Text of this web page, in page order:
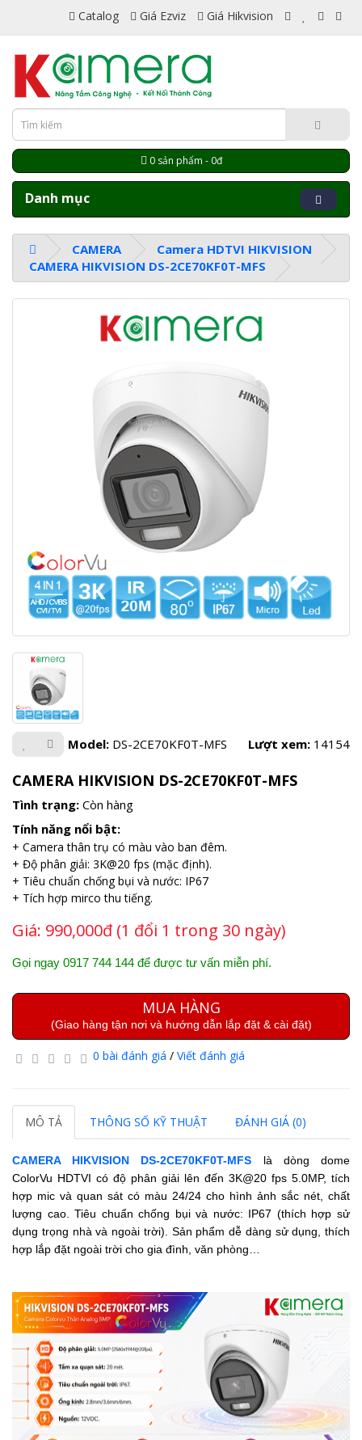
Catalog Giá Ezviz Giá Hikvision
0 sản phẩm - 0đ
Danh mục
CAMERA
Camera HDTVI HIKVISION
CAMERA HIKVISION DS-2CE70KF0T-MFS
Model: DS-2CE70KF0T-MFS Lượt xem: 14154
CAMERA HIKVISION DS-2CE70KF0T-MFS
Tình trạng: Còn hàng
Tính năng nổi bật:
+ Camera thân trụ có màu vào ban đêm.
+ Độ phân giải: 3K@20 fps (mặc định).
+ Tiêu chuẩn chống bụi và nước: IP67
+ Tích hợp mirco thu tiếng.
Giá: 990,000đ (1 đổi 1 trong 30 ngày)
Gọi ngay 0917 744 144 để được tư vấn miễn phí.
MUA HÀNG
(Giao hàng tận nơi và hướng dẫn lắp đặt & cài đặt)
0 bài đánh giá / Viết đánh giá
MÔ TẢ THÔNG SỐ KỸ THUẬT ĐÁNH GIÁ (0)
CAMERA HIKVISION DS-2CE70KF0T-MFS là dòng dome
ColorVu HDTVI có độ phân giải lên đến 3K@20 fps 5.0MP, tích
hợp mic và quan sát có màu 24/24 cho hình ảnh sắc nét, chất
lượng cao.Tiêu chuẩn chống bụi và nước: IP67 (thích hợp sử
dụng trọng nhà và ngoài trời). Sản phẩm dễ dàng sử dụng, thích
hợp lắp đặt ngoài trời cho gia đình, văn phòng…